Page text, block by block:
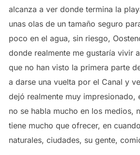
alcanza a ver donde termina la
unas olas de un tamaño seguro
poco en el agua, sin riesgo,
donde realmente me gustaría vivir
que no han visto la primera parte
a darse una vuelta por el Canal y
dejó realmente muy impresionado,
no se habla mucho en los medios,
tiene mucho que ofrecer, en
naturales, ciudades, su gente,